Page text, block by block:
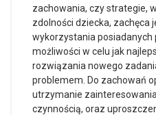
zachowania, czy strategie,
zdolności dziecka, zachęca
wykorzystania posiadanych
możliwości w celu jak
rozwiązania nowego
problemem. Do zachowań
utrzymanie
czynnością, oraz